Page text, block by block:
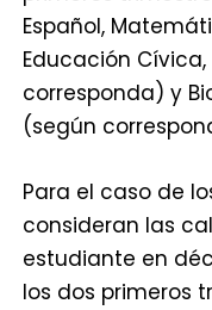
Español,
Educación
corresponda) y
(según
Para el caso de
consideran las
estudiante en
los dos primeros